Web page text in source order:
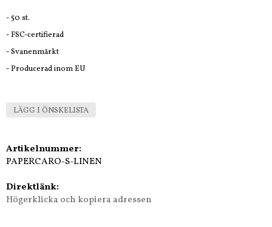
- 50 st.
- FSC-certifierad
- Svanenmärkt
- Producerad inom EU
LÄGG I ÖNSKELISTA
Artikelnummer:
PAPERCARO-S-LINEN
Direktlänk:
Högerklicka och kopiera adressen